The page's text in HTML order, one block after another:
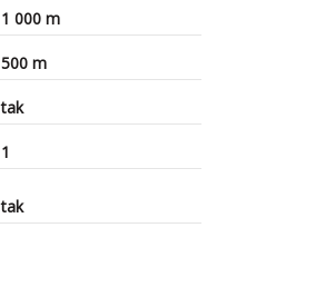
1 000 m
500 m
tak
1
tak